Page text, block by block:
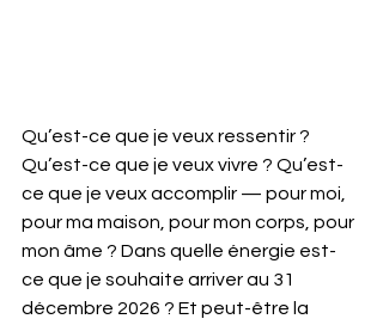
Qu’est-ce que je veux ressentir ?
Qu’est-ce que je veux vivre ? Qu’est-
ce que je veux accomplir — pour moi,
pour ma maison, pour mon corps, pour
mon âme ? Dans quelle énergie est-
ce que je souhaite arriver au 31
décembre 2026 ? Et peut-être la